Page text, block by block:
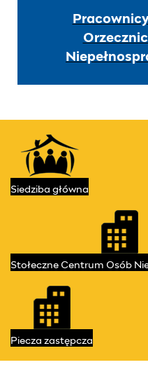
Kontakt
Siedziba główna
Stołeczne Centrum Osób
Piecza zastępcza